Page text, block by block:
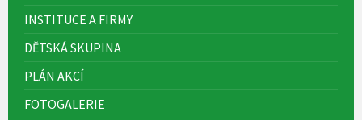
INSTITUCE A FIRMY
DĚTSKÁ SKUPINA
PLÁN AKCÍ
FOTOGALERIE